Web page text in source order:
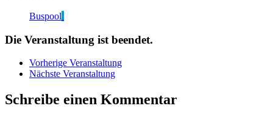
Buspool
Die Veranstaltung ist beendet.
Vorherige Veranstaltung
Nächste Veranstaltung
Schreibe einen Kommentar